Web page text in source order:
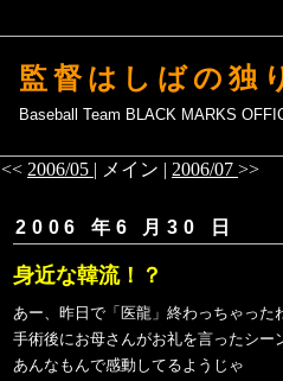
監督はしばの独
Baseball Team BLACK MARKS
<< 2006/05 | メイン | 2006/07 >>
2006 年6 月30 日
身近な韓流
あー、昨日で「医龍」終わっちゃった
手術後にお母さんがお礼を言ったシー
あんなもんで感動してるようじゃ